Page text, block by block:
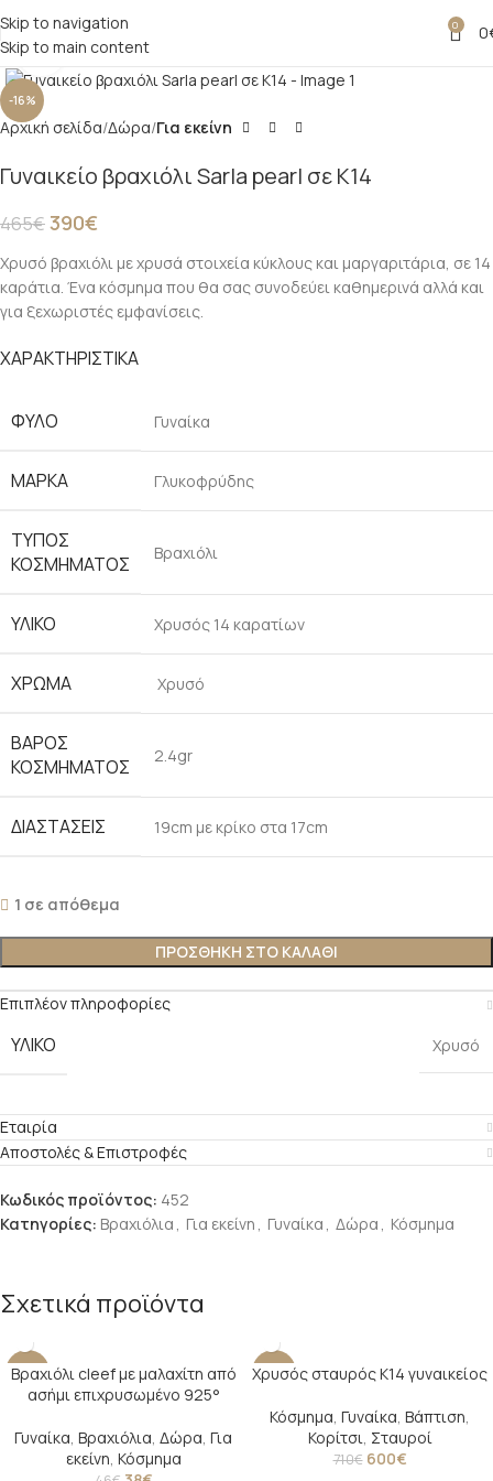
Skip to navigation
Skip to main content
0 0
-16%
Click to enlarge
Αρχική σελίδα Δώρα Για εκείνη
Γυναικείο βραχιόλι Sarla pearl σε Κ14
465€390€
Χρυσό βραχιόλι με χρυσά στοιχεία κύκλους και μαργαριτάρια, σε 14
καράτια. Ένα κόσμημα που θα σας συνοδεύει καθημερινά αλλά και
για ξεχωριστές εμφανίσεις.
ΧΑΡΑΚΤΗΡΙΣΤΙΚΑ
ΦΥΛΟ Γυναίκα
ΜΑΡΚΑ Γλυκοφρύδης
ΤΥΠΟΣ
ΚΟΣΜΗΜΑΤΟΣ
Βραχιόλι
ΥΛΙΚΟ Χρυσός 14 καρατίων
ΧΡΩΜΑ Χρυσό
ΒΑΡΟΣ
ΚΟΣΜΗΜΑΤΟΣ
2.4gr
ΔΙΑΣΤΑΣΕΙΣ 19cm με κρίκο στα 17cm
1 σε απόθεμα
ΠΡΟΣΘΗΚΗ ΣΤΟ ΚΑΛΑΘΙ
Επιπλέον πληροφορίες
ΥΛΙΚΟ Χρυσό
Εταιρία
Αποστολές & Επιστροφές
Κωδικός προϊόντος: 452
Κατηγορίες: Βραχιόλια , Για εκείνη , Γυναίκα , Δώρα , Κόσμημα
Σχετικά προϊόντα
-17%
Βραχιόλι cleef με μαλαχίτη από
ασήμι επιχρυσωμένο 925°
Γυναίκα, Βραχιόλια, Δώρα, Για
εκείνη, Κόσμημα
-15%
Χρυσός σταυρός Κ14 γυναικείος
Κόσμημα, Γυναίκα, Βάπτιση,
Κορίτσι, Σταυροί
710€ 600€